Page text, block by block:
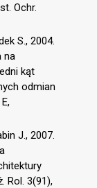
Ochr.
S., 2004.
na
kąt
odmian
J., 2007.
Rol. 3(91),